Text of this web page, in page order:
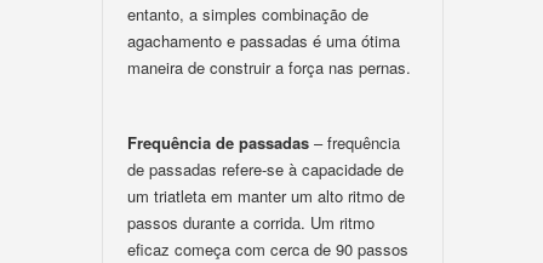
entanto, a simples combinação de
agachamento e passadas é uma ótima
maneira de construir a força nas pernas.
Frequência de passadas – frequência
de passadas refere-se à capacidade de
um triatleta em manter um alto ritmo de
passos durante a corrida. Um ritmo
eficaz começa com cerca de 90 passos